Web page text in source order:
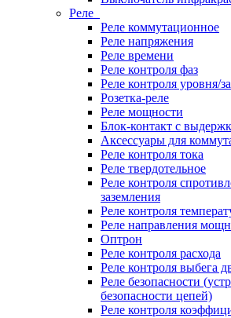
Реле
Реле коммутационное
Реле напряжения
Реле времени
Реле контроля фаз
Реле контроля уровня/
Розетка-реле
Реле мощности
Блок-контакт с
Аксессуары для
Реле контроля тока
Реле твердотельное
Реле контроля
заземления
Реле контроля
Реле направления
Оптрон
Реле контроля расхода
Реле контроля выбега
Реле безопасности
безопасности цепей)
Реле контроля